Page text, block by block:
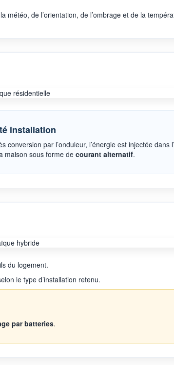
de l’orientation, de l’ombrage et de la
installation
conversion par l’onduleur, l’énergie est injectée dans
maison sous forme decourant alternatif.
du logement.
le type d’installation retenu.
par batteries.